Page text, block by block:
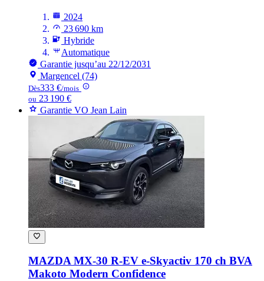
2024
23 690 km
Hybride
Automatique
Garantie jusqu’au 22/12/2031
Margencel (74)
Dès333 €/mois
ou 23 190 €
Garantie VO Jean Lain
MAZDA MX-30 R-EV e-Skyactiv 170 ch BVA
Makoto Modern Confidence